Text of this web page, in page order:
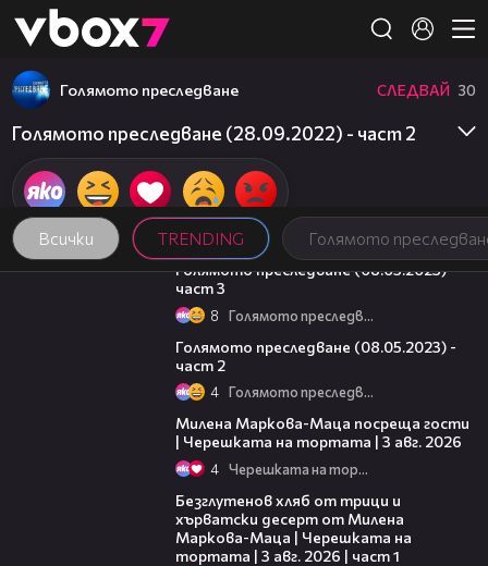
👾
Всички TRENDING Голямото
Голямото преследване СЛЕДВАЙ 30
Голямото преследване (28.09.2022) - част 2
09:13
Голямото преследване (08.05.2023) -
част 3
8 Голямото преследване
Голямото преследване (08.05.2023) -
част 2
4 Голямото преследване
Милена Маркова-Маца посреща гости
| Черешката на тортата | 3 авг. 2026
4 Черешката на тортата
Безглутенов хляб от трици и
хърватски десерт от Милена
Маркова-Маца | Черешката на
тортата | 3 авг. 2026 | част 1